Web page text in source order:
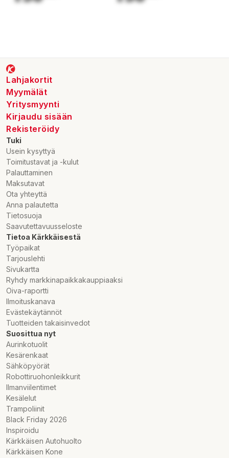
Lahjakortit
Myymälät
Yritysmyynti
Kirjaudu sisään
Rekisteröidy
Tuki
Usein kysyttyä
Toimitustavat ja -kulut
Palauttaminen
Maksutavat
Ota yhteyttä
Anna palautetta
Tietosuoja
Saavutettavuusseloste
Tietoa Kärkkäisestä
Työpaikat
Tarjouslehti
Sivukartta
Ryhdy markkinapaikkakauppiaaksi
Oiva-raportti
Ilmoituskanava
Evästekäytännöt
Tuotteiden takaisinvedot
Suosittua nyt
Aurinkotuolit
Kesärenkaat
Sähköpyörät
Robottiruohonleikkurit
Ilmanviilentimet
Kesälelut
Trampoliinit
Black Friday 2026
Inspiroidu
Kärkkäisen Autohuolto
Kärkkäisen Kone